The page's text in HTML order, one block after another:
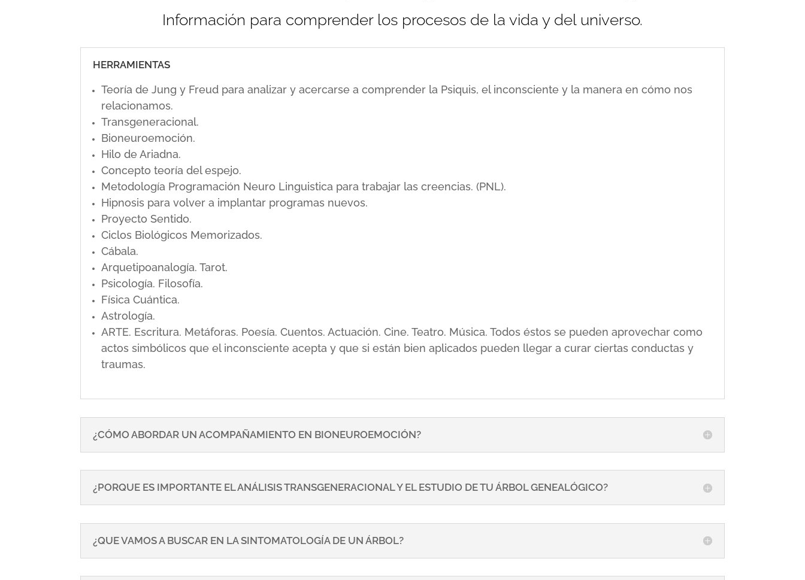
Información para comprender los procesos de la vida y del universo.
HERRAMIENTAS
Teoría de Jung y Freud para analizar y acercarse a comprender la Psiquis, el inconsciente y la manera en cómo nos
relacionamos.
Transgeneracional.
Bioneuroemoción.
Hilo de Ariadna.
Concepto teoría del espejo.
Metodología Programación Neuro Linguistica para trabajar las creencias. (PNL).
Hipnosis para volver a implantar programas nuevos.
Proyecto Sentido.
Ciclos Biológicos Memorizados.
Cábala.
Arquetipoanalogía. Tarot.
Psicología. Filosofía.
Física Cuántica.
Astrología.
ARTE. Escritura. Metáforas. Poesía. Cuentos. Actuación. Cine. Teatro. Música. Todos éstos se pueden aprovechar como
actos simbólicos que el inconsciente acepta y que si están bien aplicados pueden llegar a curar ciertas conductas y
traumas.
¿CÓMO ABORDAR UN ACOMPAÑAMIENTO EN BIONEUROEMOCIÓN?
¿PORQUE ES IMPORTANTE EL ANÁLISIS TRANSGENERACIONAL Y EL ESTUDIO DE TU ÁRBOL GENEALÓGICO?
¿QUE VAMOS A BUSCAR EN LA SINTOMATOLOGÍA DE UN ÁRBOL?